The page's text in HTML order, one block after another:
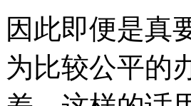
因此即便是真
为比较公平的